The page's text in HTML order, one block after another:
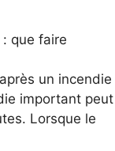
que faire
un incendie
important peut
Lorsque le